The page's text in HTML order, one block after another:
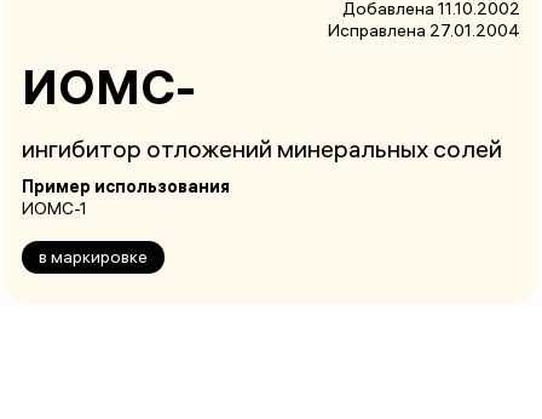
Добавлена 11.10.2002
Исправлена 27.01.2004
ИОМС-
ингибитор отложений минеральных солей
Пример использования
ИОМС-1
в маркировке